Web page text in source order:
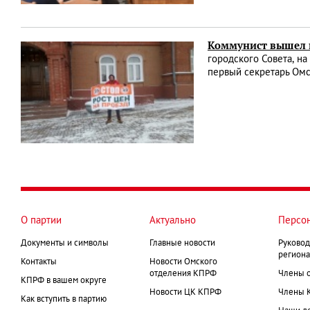
Коммунист вышел
городского Совета,
первый секретарь
О партии
Документы и символы
Контакты
КПРФ в вашем округе
Как вступить в партию
Актуально
Главные новости
Новости Омского
отделения КПРФ
Новости ЦК КПРФ
Члены
Члены